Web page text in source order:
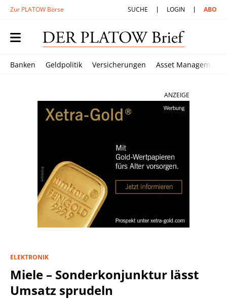
Zur PLATOW Börse SUCHE LOGIN ABO
Banken Geldpolitik Versicherungen Asset Management
ANZEIGE
ELEKTRONIK
Miele – Sonderkonjunktur lässt
Umsatz sprudeln